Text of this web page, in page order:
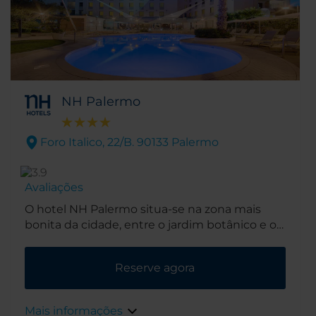
NH Palermo
Foro Italico, 22/B. 90133 Palermo
Avaliações
O hotel NH Palermo situa-se na zona mais
bonita da cidade, entre o jardim botânico e o
Reserve agora
Mais informações